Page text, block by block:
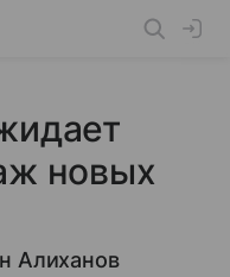
новых
Алиханов